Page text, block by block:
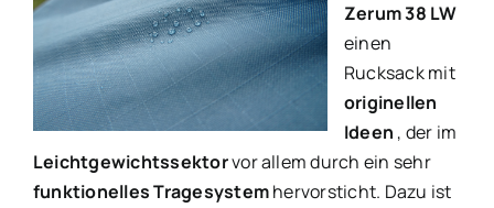
Zerum 38 LW
einen
Rucksack mit
originellen
Ideen , der im
Leichtgewichtssektorvor allem durch ein sehr
funktionelles Tragesystemhervorsticht. Dazu ist